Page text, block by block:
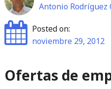
Antonio Rodríguez
Posted on:
noviembre 29, 2012
Ofertas de